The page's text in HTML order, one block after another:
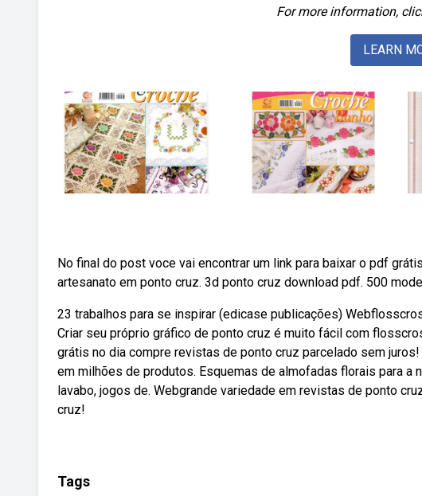
For more information,
LEARN
No final do post voce vai encontrar um link para baixar o pdf
artesanato em ponto cruz. 3d ponto cruz download pdf. 500
23 trabalhos para se inspirar (edicase publicações)
Criar seu próprio gráfico de ponto cruz é muito fácil com
grátis no dia compre revistas de ponto cruz parcelado sem
em milhões de produtos. Esquemas de almofadas florais para a
lavabo, jogos de. Webgrande variedade em revistas de ponto
cruz!
Tags